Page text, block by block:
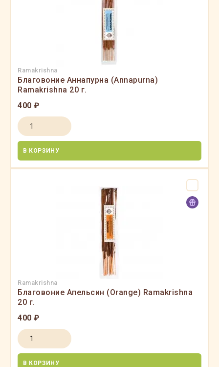
Ramakrishna
Благовоние Аннапурна (Annapurna)
Ramakrishna 20 г.
400 ₽
В КОРЗИНУ
Ramakrishna
Благовоние Апельсин (Orange) Ramakrishna
20 г.
400 ₽
В КОРЗИНУ